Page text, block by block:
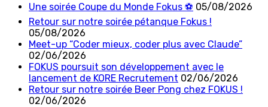
Une soirée Coupe du Monde Fokus ⚽ 05/08/2026
Retour sur notre soirée pétanque Fokus !
05/08/2026
Meet-up “Coder mieux, coder plus avec Claude”
02/06/2026
FOKUS poursuit son développement avec le
lancement de KORE Recrutement 02/06/2026
Retour sur notre soirée Beer Pong chez FOKUS !
02/06/2026